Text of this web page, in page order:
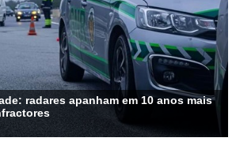
radares apanham em 10 anos mais